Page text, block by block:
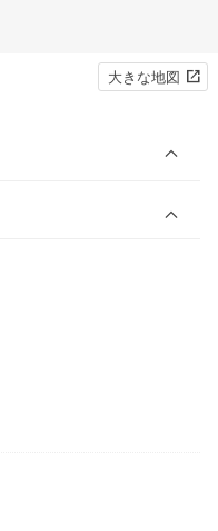
大きな地図